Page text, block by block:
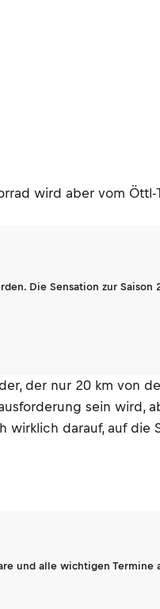
wird aber vom Öttl-
Die Sensation zur Saison
der nur 20 km von
sein wird,
wirklich darauf, auf die
und alle wichtigen Termine